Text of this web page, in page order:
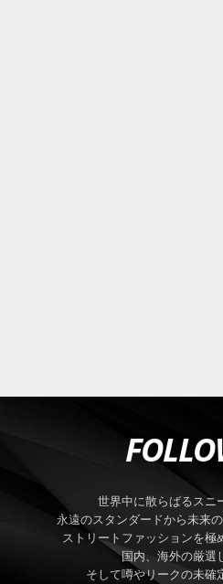
世界中に散らばるスニ
永遠のスタンダードから未来
ストリートファッションを極
国内、海外の厳選
そして噂やリークの未確